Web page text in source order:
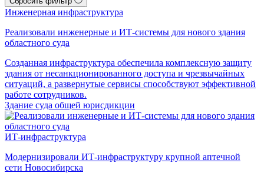
Инженерная инфраструктура
Реализовали инженерные и ИТ-системы для нового здания
областного суда
Созданная инфраструктура обеспечила комплексную защиту
здания от несанкционированного доступа и чрезвычайных
ситуаций, а развернутые сервисы способствуют эффективной
работе сотрудников.
Здание суда общей юрисдикции
ИТ-инфраструктура
Модернизировали ИТ-инфраструктуру крупной аптечной
сети Новосибирска